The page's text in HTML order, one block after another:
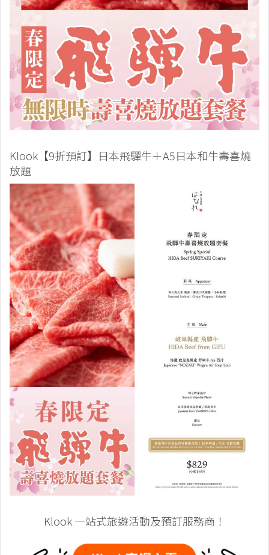
Klook【9折預訂】日本飛驒牛＋A5日本和牛壽喜燒
放題
Klook 一站式旅遊活動及預訂服務商！